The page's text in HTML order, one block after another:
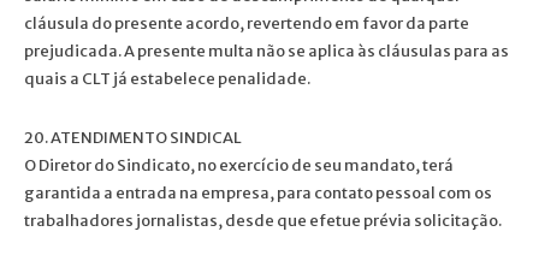
cláusula do presente acordo, revertendo em favor da parte
prejudicada. A presente multa não se aplica às cláusulas para as
quais a CLT já estabelece penalidade.
20. ATENDIMENTO SINDICAL
O Diretor do Sindicato, no exercício de seu mandato, terá
garantida a entrada na empresa, para contato pessoal com os
trabalhadores jornalistas, desde que efetue prévia solicitação.